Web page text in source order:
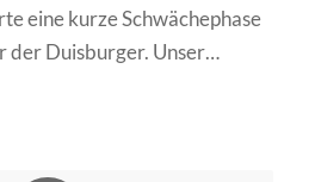
eine kurze Schwächephase
der Duisburger. Unser…